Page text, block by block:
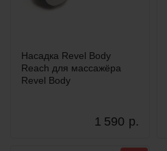
Насадка Revel Body
Reach для массажёра
Revel Body
1 590 р.